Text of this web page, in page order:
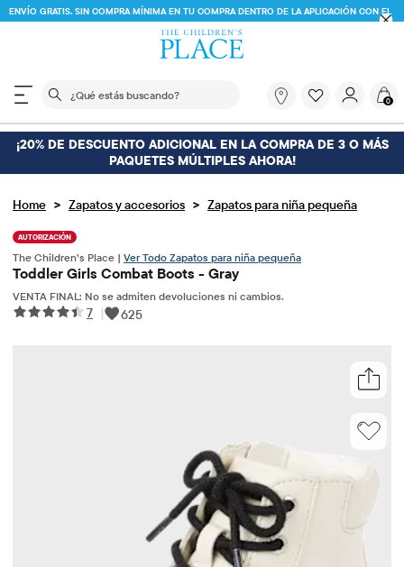
ENVÍO GRATIS. SIN COMPRA MÍNIMA EN TU COMPRA DENTRO DE LA APLICACIÓN CON EL
FREESHIPDESCARGAR AHORA
El siguiente campo de búsqueda filtra las
buscando?
0
¡20% DE DESCUENTO ADICIONAL EN LA COMPRA DE 3 O MÁS
PAQUETES MÚLTIPLES AHORA!
Home > Zapatos y accesorios > Zapatos para niña pequeña
AUTORIZACIÓN
The Children’s Place | Ver Todo Zapatos para niña pequeña
Toddler Girls Combat Boots - Gray
VENTA FINAL: No se admiten devoluciones ni cambios.
7 | 625